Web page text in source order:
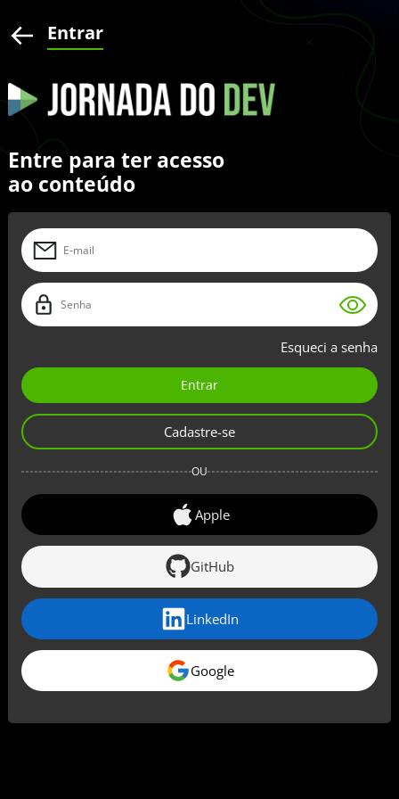
Entrar
Entre para ter acesso
ao conteúdo
Esqueci a senha
Entrar
Cadastre-se
OU
Apple
GitHub
LinkedIn
Google